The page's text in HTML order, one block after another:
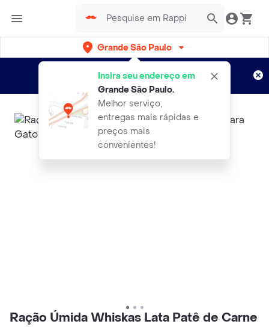
Grande São Paulo
Insira seu endereço em
Grande São Paulo.
Melhor serviço,
entregas mais rápidas e
preços mais
convenientes!
Entregas grátis por 15 dias!
Aplicam T&C
Ração Úmida Whiskas Lata Patê de Carne